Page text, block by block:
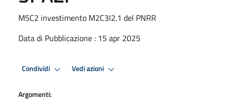
M5C2 investimento M2C3I2.1 del PNRR
Data di Pubblicazione : 15 apr 2025
Condividi Vedi azioni
Argomenti: